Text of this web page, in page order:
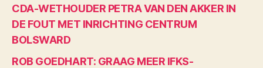
CDA-WETHOUDER PETRA VAN DEN AKKER IN
DE FOUT MET INRICHTING CENTRUM
BOLSWARD
ROB GOEDHART: GRAAG MEER IFKS-